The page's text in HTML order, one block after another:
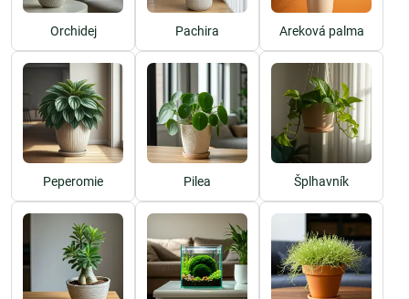
Orchidej Pachira Areková palma
Peperomie Pilea Šplhavník